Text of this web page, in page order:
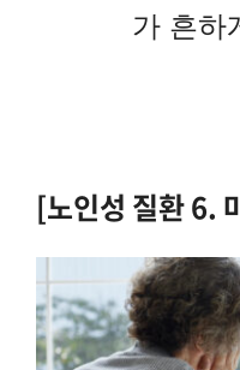
가 흔하
[노인성 질환 6.